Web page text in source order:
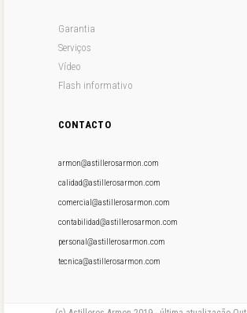
Garantia
Serviços
Vídeo
Flash informativo
CONTACTO
armon@astillerosarmon.com
calidad@astillerosarmon.com
comercial@astillerosarmon.com
contabilidad@astillerosarmon.com
personal@astillerosarmon.com
tecnica@astillerosarmon.com